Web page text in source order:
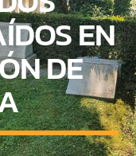
EN
DE